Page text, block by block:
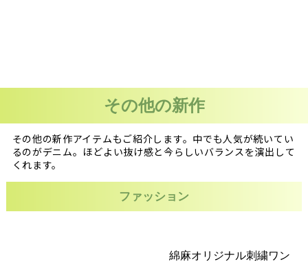
その他の新作
その他の新作アイテムもご紹介します。中でも人気が続いてい
るのがデニム。ほどよい抜け感と今らしいバランスを演出して
くれます。
ファッション
綿麻オリジナル刺繍ワン